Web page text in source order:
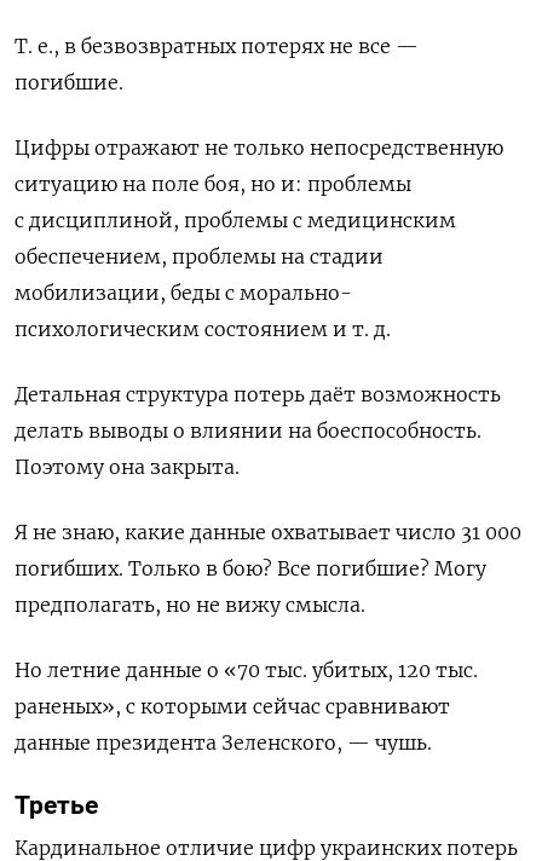
Т. е., в безвозвратных потерях не все —
погибшие.
Цифры отражают не только непосредственную
ситуацию на поле боя, но и: проблемы
с дисциплиной, проблемы с медицинским
обеспечением, проблемы на стадии
мобилизации, беды с морально-
психологическим состоянием и т. д.
Детальная структура потерь даёт возможность
делать выводы о влиянии на боеспособность.
Поэтому она закрыта.
Я не знаю, какие данные охватывает число 31 000
погибших. Только в бою? Все погибшие? Могу
предполагать, но не вижу смысла.
Но летние данные о «70 тыс. убитых, 120 тыс.
раненых», с которыми сейчас сравнивают
данные президента Зеленского, — чушь.
Третье
Кардинальное отличие цифр украинских потерь